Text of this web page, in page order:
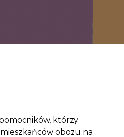
którzy
obozu na